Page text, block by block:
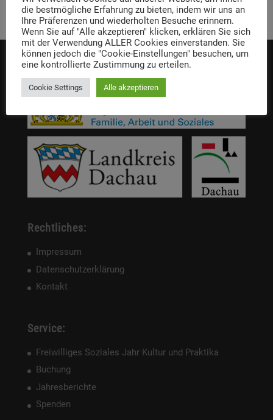
Die Einrichtung wird gefördert von:
Rechtliches:
Impressum
Datenschutzerklärung
Kontakt
Service:
Freiwilliges Soziales Jahr Kultur und Praktika
Buchung
Jahresberichte
Spenden
die bestmögliche Erfahrung zu bieten, indem wir uns an
Ihre Präferenzen und wiederholten Besuche erinnern.
Wenn Sie auf "Alle akzeptieren" klicken, erklären Sie sich
mit der Verwendung ALLER Cookies einverstanden. Sie
können jedoch die "Cookie-Einstellungen" besuchen, um
eine kontrollierte Zustimmung zu erteilen.
Cookie Settings Alle akzeptieren